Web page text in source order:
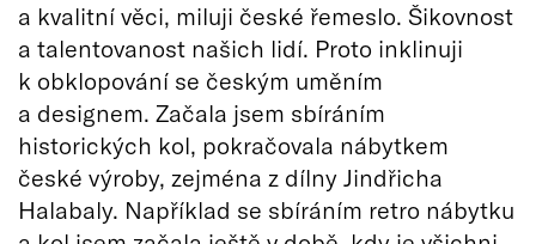
a kvalitní věci, miluji české řemeslo. Šikovnost
a talentovanost našich lidí. Proto inklinuji
k obklopování se českým uměním
a designem. Začala jsem sbíráním
historických kol, pokračovala nábytkem
české výroby, zejména z dílny Jindřicha
Halabaly. Například se sbíráním retro nábytku